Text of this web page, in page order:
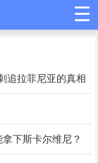
☰
追拉菲尼亚的真相
下斯卡尔维尼？